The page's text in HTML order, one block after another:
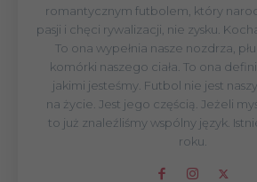
romantycznym futbolem, który
pasji i chęci rywalizacji, nie zysku.
To ona wypełnia nasze nozdrza,
komórki naszego ciała. To ona
jakimi jesteśmy. Futbol nie jest
na życie. Jest jego częścią. Jeżeli
to już znaleźliśmy wspólny język.
roku.